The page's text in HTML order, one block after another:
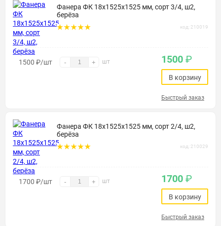
Фанера ФК 18х1525х1525 мм, сорт 3/4, ш2,
берёза
код: 210019
1500 ₽/шт - + шт 1500 ₽
В корзину
Быстрый заказ
Фанера ФК 18х1525х1525 мм, сорт 2/4, ш2,
берёза
код: 210029
1700 ₽/шт - + шт 1700 ₽
В корзину
Быстрый заказ